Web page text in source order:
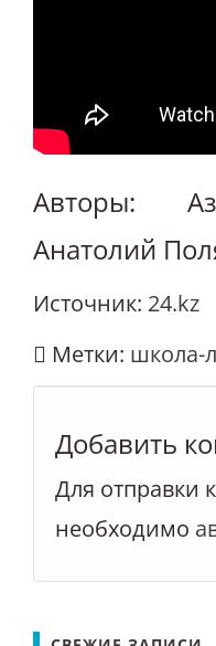
Авторы:
Анатолий
Источник: 24.kz
Метки: школа-
Добавить
Для отправки
необходимо